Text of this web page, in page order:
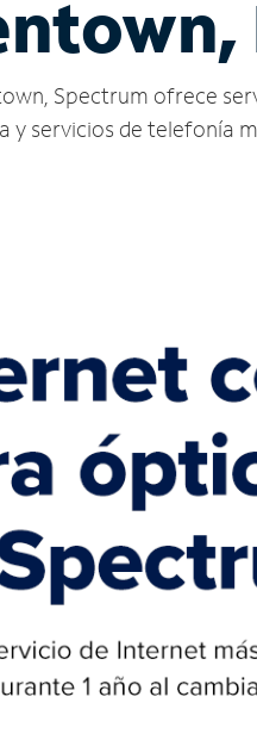
Spectrum ofrece
y servicios de telefonía